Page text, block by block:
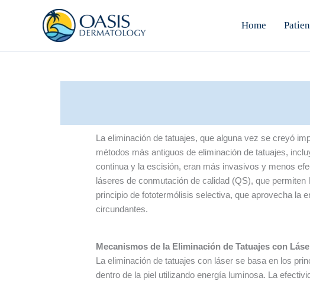
Home
La eliminación de tatuajes, que alguna vez se creyó
métodos más antiguos de eliminación de tatuajes,
continua y la escisión, eran más invasivos y menos
láseres de conmutación de calidad (QS), que
principio de fototermólisis selectiva, que aprovecha la
circundantes.
Mecanismos de la Eliminación de Tatuajes con
La eliminación de tatuajes con láser se basa en los
dentro de la piel utilizando energía luminosa. La